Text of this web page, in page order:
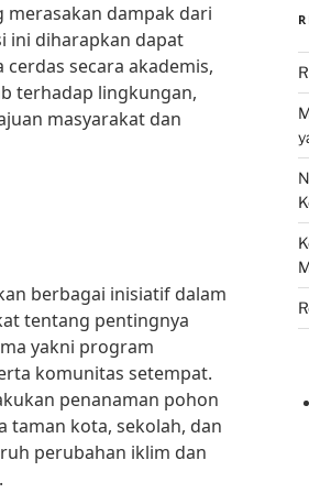
dampak dari
ini diharapkan dapat
secara akademis,
terhadap lingkungan,
masyarakat dan
berbagai inisiatif dalam
tentang pentingnya
yakni program
komunitas setempat.
penanaman pohon
taman kota, sekolah, dan
perubahan iklim dan